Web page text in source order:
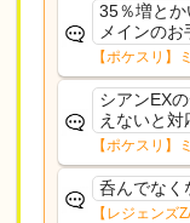
35％増と
メインのお
果のみフェ
まともに料
に言ってカ
【ポケスリ】
シアンEX
えないと対
るわ
【ポケスリ】
呑んでなく
【レジェンズ